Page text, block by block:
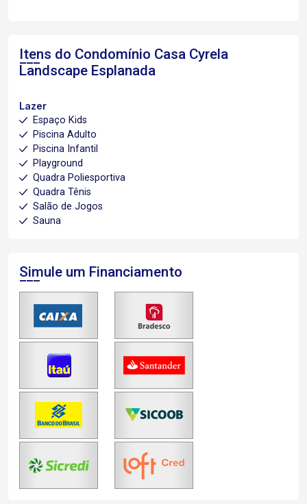
Itens do Condomínio Casa Cyrela
Landscape Esplanada
Lazer
Espaço Kids
Piscina Adulto
Piscina Infantil
Playground
Quadra Poliesportiva
Quadra Tênis
Salão de Jogos
Sauna
Simule um Financiamento